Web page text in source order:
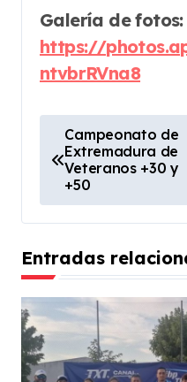
Galería de fotos:
https://
ntvbrRVna8
a
e
g
a
c
i
ó
Campeonato de
Extremadura de
Veteranos +30 y
+50
Entradas